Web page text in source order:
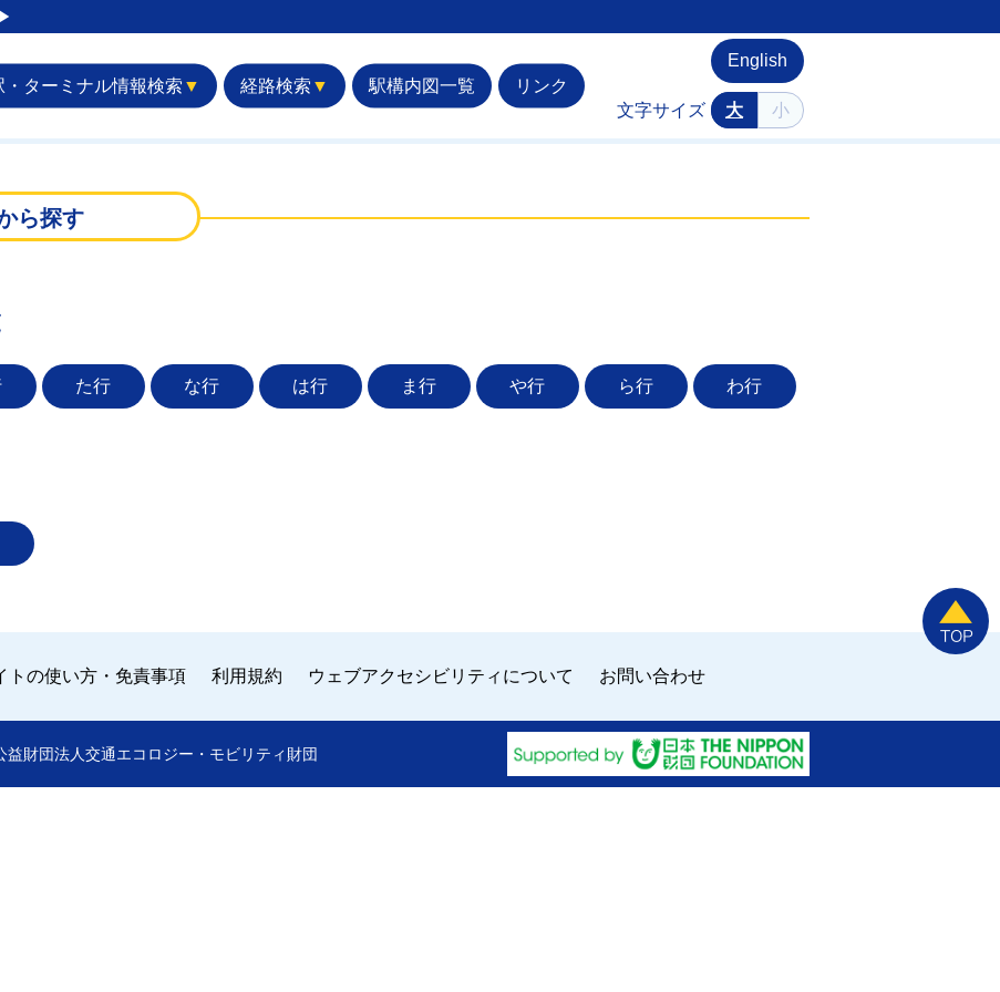
・ターミナル情報検索 ▼ 経路検索 ▼ 駅構内図一覧 リンク
English
文字サイズ 大 小
ら探す
た行 な行 は行 ま行 や行 ら行 わ行
トの使い方・免責事項 利用規約 ウェブアクセシビリティについて お問い合わせ
益財団法人交通エコロジー・モビリティ財団